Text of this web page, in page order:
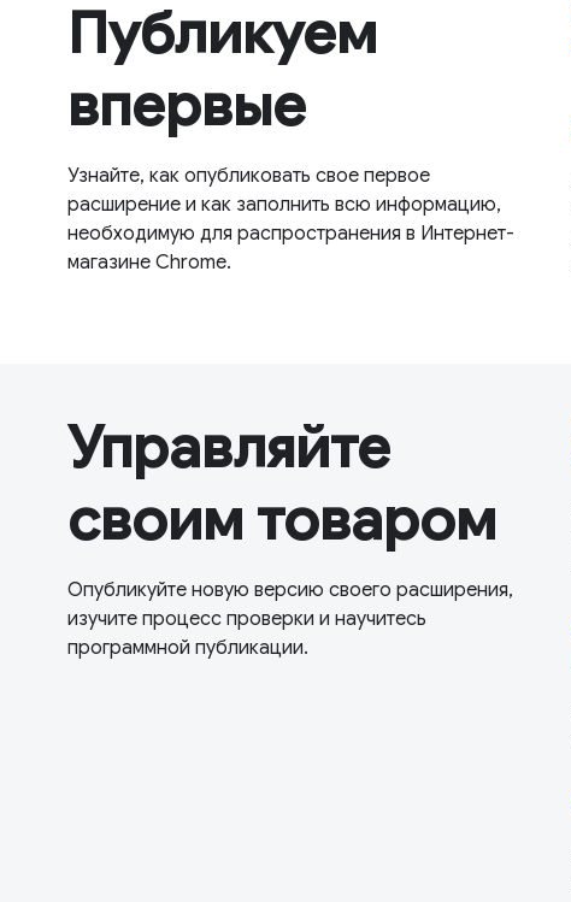
Публикуем
впервые
Узнайте, как опубликовать свое первое
расширение и как заполнить всю информацию,
необходимую для распространения в Интернет-
магазине Chrome.
Управляйте
своим товаром
Опубликуйте новую версию своего расширения,
изучите процесс проверки и научитесь
программной публикации.